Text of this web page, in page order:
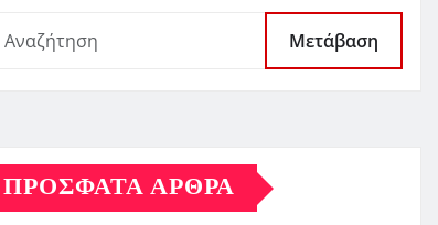
Μετάβαση
ΠΡΌΣΦΑΤΑ ΆΡΘΡΑ